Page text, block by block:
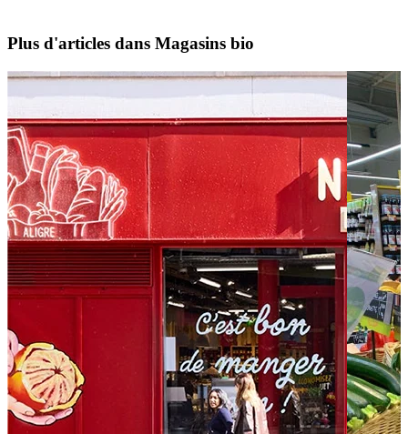
Plus d'articles dans Magasins bio